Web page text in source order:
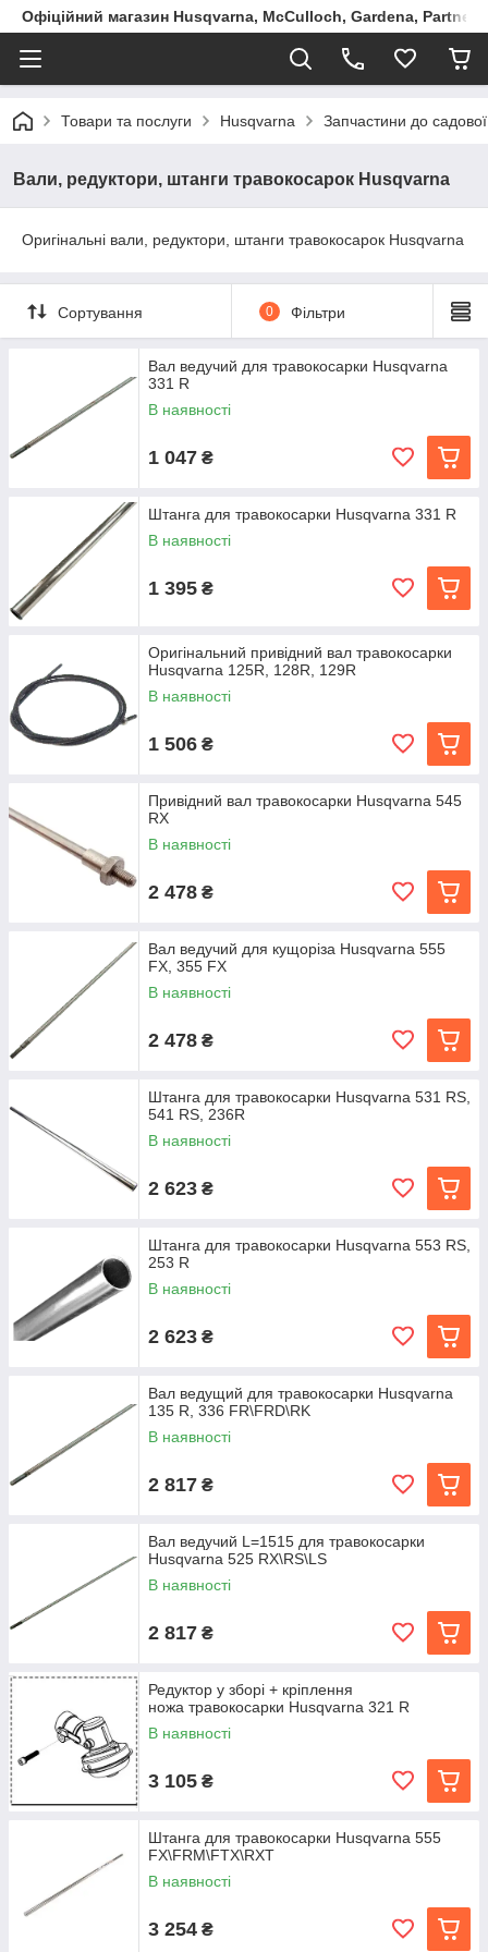
Офіційний магазин Husqvarna, McCulloch, Gardena, Partner
Товари та послуги Husqvarna Запчастини до
Вали, редуктори, штанги травокосарок Husqvarna
Оригінальні вали, редуктори, штанги травокосарок Husqvarna
Сортування 0 Фільтри
Вал ведучий для травокосарки Husqvarna
331 R
В наявності
1 047 ₴
Штанга для травокосарки Husqvarna 331 R
В наявності
1 395 ₴
Оригінальний привідний вал травокосарки
Husqvarna 125R, 128R, 129R
В наявності
1 506 ₴
Привідний вал травокосарки Husqvarna 545
RX
В наявності
2 478 ₴
Вал ведучий для кущоріза Husqvarna 555
FX, 355 FX
В наявності
2 478 ₴
Штанга для травокосарки Husqvarna 531 RS,
541 RS, 236R
В наявності
2 623 ₴
Штанга для травокосарки Husqvarna 553 RS,
253 R
В наявності
2 623 ₴
Вал ведущий для травокосарки Husqvarna
135 R, 336 FR\FRD\RK
В наявності
2 817 ₴
Вал ведучий L=1515 для травокосарки
Husqvarna 525 RX\RS\LS
В наявності
2 817 ₴
Редуктор у зборі + кріплення
ножа травокосарки Husqvarna 321 R
В наявності
3 105 ₴
Штанга для травокосарки Husqvarna 555
FX\FRM\FTX\RXT
В наявності
3 254 ₴